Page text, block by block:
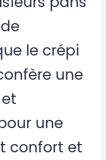
le crépi
une
une
confort et